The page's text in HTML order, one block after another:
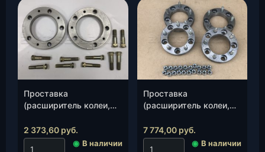
Проставка
(расширитель колеи,
(2 прост.+10 шпилек)
(ИП Мизин А.Г.), к-т.
2 373,60 руб.
◉ В наличии
Проставка
(расширитель колеи,
в сб), к-т.
7 774,00 руб.
◉ В наличии